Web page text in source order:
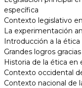
específica
Contexto legislativo
La experimentación
Introducción a la
Grandes logros
Historia de la ética en
Contexto occidental
Contexto nacional de